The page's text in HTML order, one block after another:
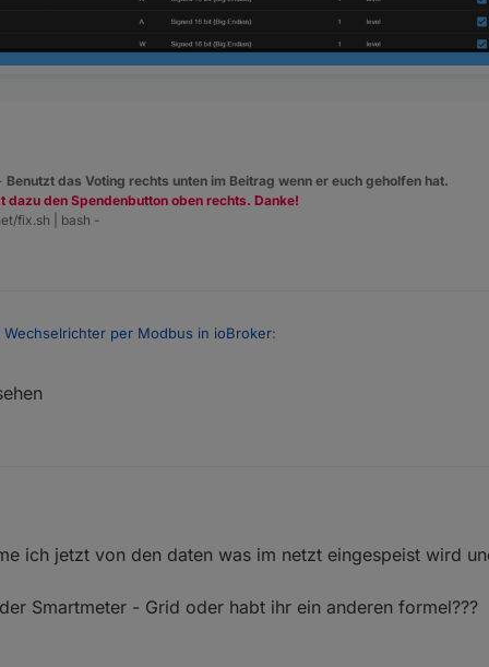
Benutzt das Voting rechts unten im Beitrag wenn er euch geholfen hat.
dazu den Spendenbutton oben rechts. Danke!
fix.sh | bash -
Wechselrichter per Modbus in ioBroker:
nicht wie oben auf den bild das feld faktor?????
ich jetzt von den daten was im netzt eingespeist wird
Smartmeter - Grid oder habt ihr ein anderen formel???